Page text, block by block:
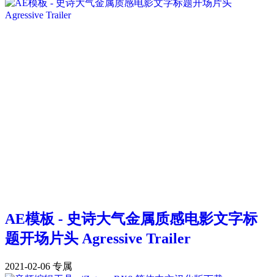
AE模板 - 史诗大气金属质感电影文字标
题开场片头 Agressive Trailer
2021-02-06 专属